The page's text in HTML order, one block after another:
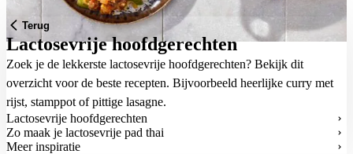
Terug
Lactosevrije hoofdgerechten
Zoek je de lekkerste lactosevrije hoofdgerechten? Bekijk dit
overzicht voor de beste recepten. Bijvoorbeeld heerlijke curry met
rijst, stamppot of pittige lasagne.
Lactosevrije hoofdgerechten
Zo maak je lactosevrije pad thai
Meer inspiratie